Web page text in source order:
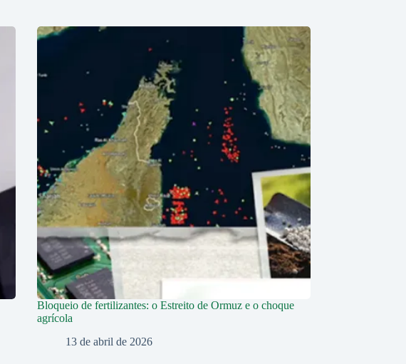
Bloqueio de fertilizantes: o Estreito de Ormuz e o choque
agrícola
13 de abril de 2026